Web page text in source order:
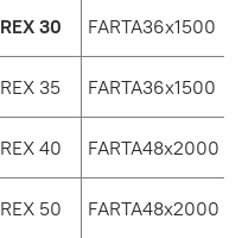
REX 30 FARTA36х1500
REX 35 FARTA36х1500
REX 40 FARTA48x2000
REX 50 FARTA48x2000